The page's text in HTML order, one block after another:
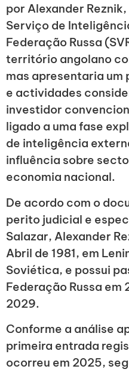
por Alexander
Serviço de
Federação Russa
território angolano
mas apresentaria um
e actividades
investidor
ligado a uma fase
de inteligência
influência sobre
economia nacional.
De acordo com o
perito judicial e
Salazar, Alexander
Abril de 1981, em
Soviética, e possui
Federação Russa em
2029.
Conforme a análise
primeira entrada
ocorreu em 2025,